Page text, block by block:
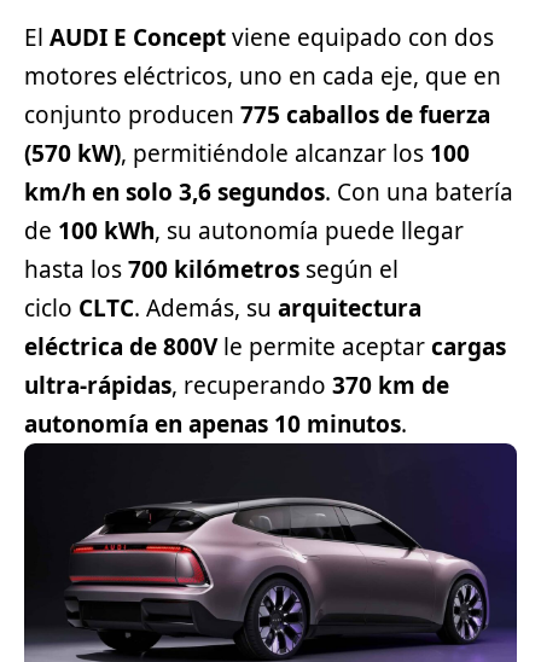
El AUDI E Conceptviene equipado con dos
motores eléctricos, uno en cada eje, que en
conjunto producen 775 caballos de fuerza
(570 kW), permitiéndole alcanzar los 100
km/h en solo 3,6 segundos. Con una batería
de 100 kWh, su autonomía puede llegar
hasta los700 kilómetros según el
ciclo CLTC. Además, su arquitectura
eléctrica de 800Vle permite aceptarcargas
ultra-rápidas, recuperando 370 km de
autonomía en apenas 10 minutos.